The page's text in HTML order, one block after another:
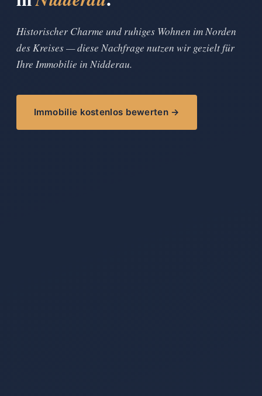
Historischer Charme und ruhiges Wohnen im Norden
des Kreises — diese Nachfrage nutzen wir gezielt für
Ihre Immobilie in Nidderau.
Immobilie kostenlos bewerten →